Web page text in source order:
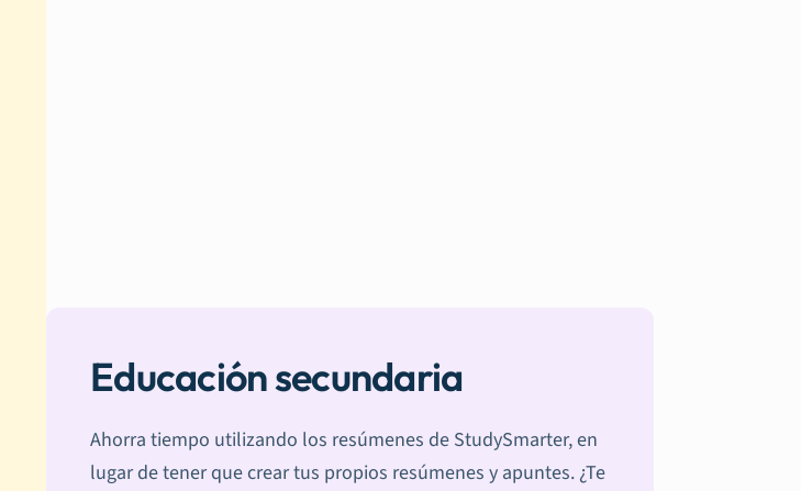
Educación secundaria
Ahorra tiempo utilizando los resúmenes de StudySmarter, en
lugar de tener que crear tus propios resúmenes y apuntes. ¿Te